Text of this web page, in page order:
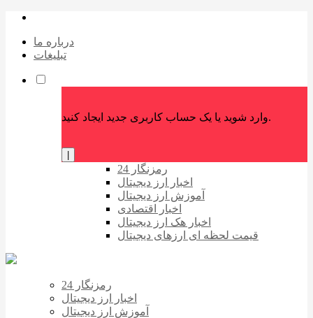
درباره ما
تبلیغات
وارد شوید یا یک حساب کاربری جدید ایجاد کنید.
رمزنگار 24
اخبار ارز دیجیتال
آموزش ارز دیجیتال
اخبار اقتصادی
اخبار هک ارز دیجیتال
قیمت لحظه ای ارزهای دیجیتال
رمزنگار 24
اخبار ارز دیجیتال
آموزش ارز دیجیتال